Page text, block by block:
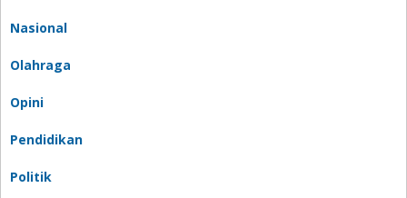
Nasional
Olahraga
Opini
Pendidikan
Politik